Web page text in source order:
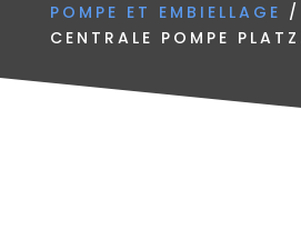
POMPE ET EMBIELLAGE /
CENTRALE POMPE